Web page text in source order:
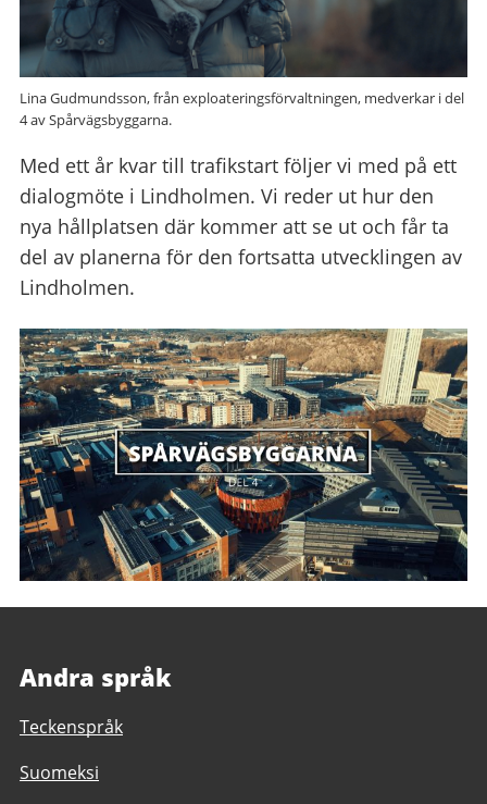
Lina Gudmundsson, från exploateringsförvaltningen, medverkar i del
4 av Spårvägsbyggarna.
Med ett år kvar till trafikstart följer vi med på ett
dialogmöte i Lindholmen. Vi reder ut hur den
nya hållplatsen där kommer att se ut och får ta
del av planerna för den fortsatta utvecklingen av
Lindholmen.
Andra språk
Teckenspråk
Suomeksi